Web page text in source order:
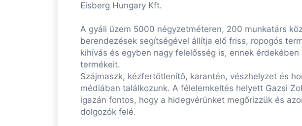
Eisberg Hungary Kft.
A gyáli üzem 5000 négyzetméteren, 200 munkatárs
berendezések segítségével állítja elő friss, ropogós
kihívás és egyben nagy felelősség is, ennek
termékeit.
Szájmaszk, kézfertőtlenítő, karantén, vészhelyzet és
médiában találkozunk. A félelemkeltés helyett Gazsi
igazán fontos, hogy a hidegvérünket megőrizzük és
dolgozók felé.